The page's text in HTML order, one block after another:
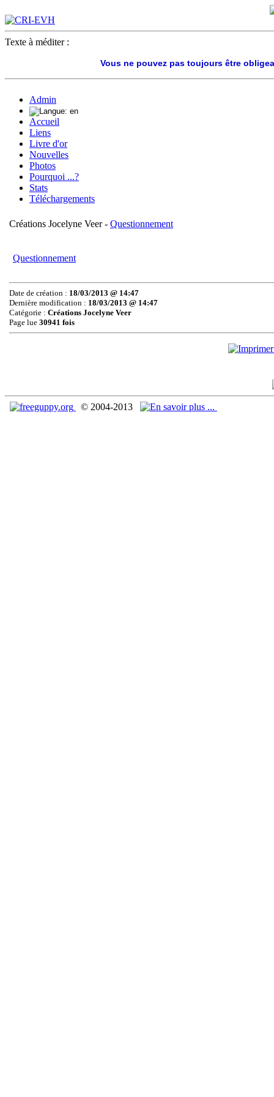
Texte à méditer :
Vous ne pouvez pas toujours être
Admin
Accueil
Liens
Livre d'or
Nouvelles
Photos
Pourquoi ...?
Stats
Téléchargements
Créations Jocelyne Veer - Questionnement
Questionnement
Date de création : 18/03/2013 @ 14:47
Dernière modification : 18/03/2013 @ 14:47
Catégorie : Créations Jocelyne Veer
Page lue 30941 fois
© 2004-2013